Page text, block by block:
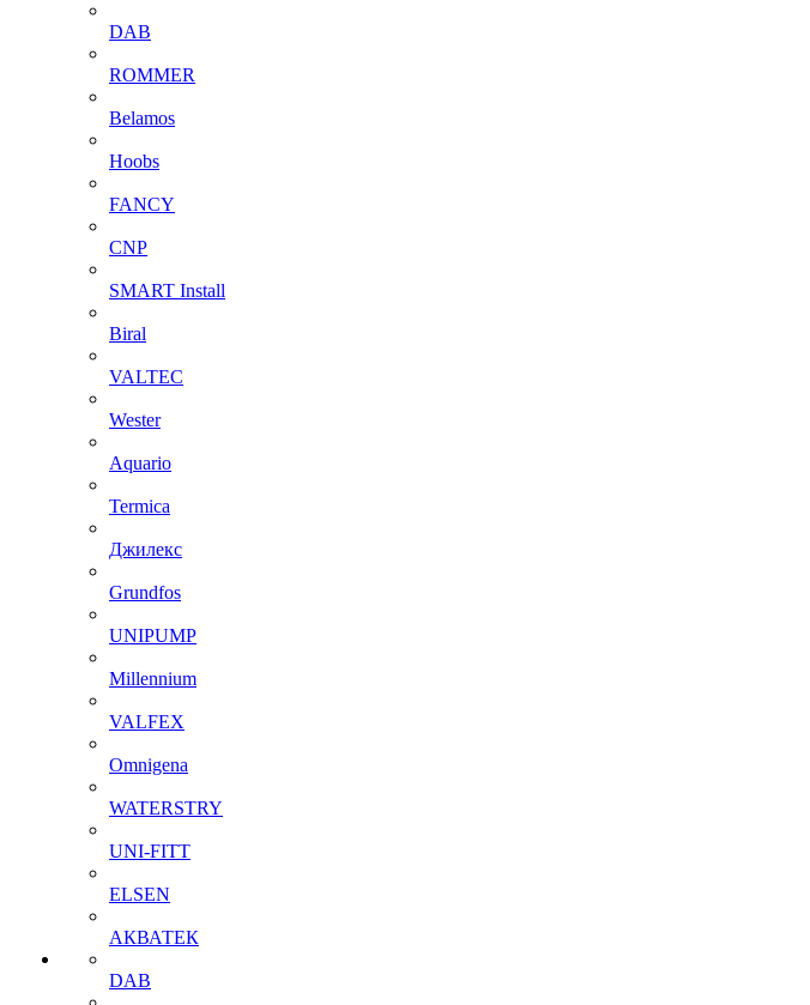
DAB
ROMMER
Belamos
Hoobs
FANCY
CNP
SMART Install
Biral
VALTEC
Wester
Aquario
Termica
Джилекс
Grundfos
UNIPUMP
Millennium
VALFEX
Omnigena
WATERSTRY
UNI-FITT
ELSEN
АКВАТЕК
DAB